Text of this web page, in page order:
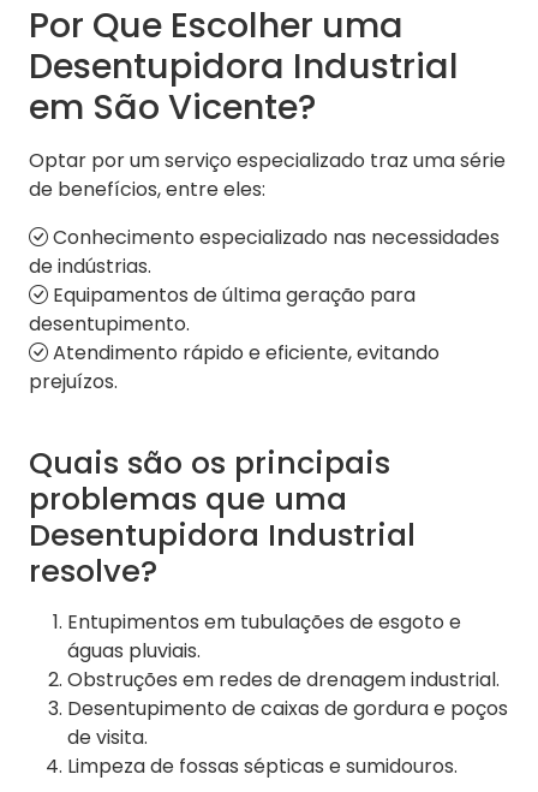
Por Que Escolher uma
Desentupidora Industrial
em São Vicente?
Optar por um serviço especializado traz uma série
de benefícios, entre eles:
Conhecimento especializado nas necessidades
de indústrias.
Equipamentos de última geração para
desentupimento.
Atendimento rápido e eficiente, evitando
prejuízos.
Quais são os principais
problemas que uma
Desentupidora Industrial
resolve?
Entupimentos em tubulações de esgoto e
águas pluviais.
Obstruções em redes de drenagem industrial.
Desentupimento de caixas de gordura e poços
de visita.
Limpeza de fossas sépticas e sumidouros.